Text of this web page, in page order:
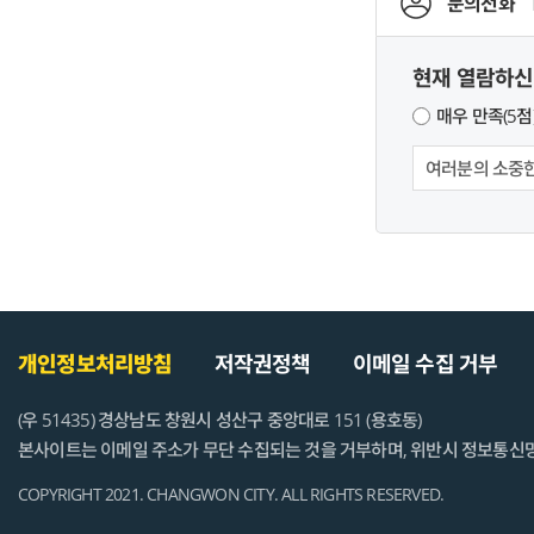
현재 열람하
매우 만족(5
개인정보처리방침 저작권정책 이메일 수집 거부
(우 51435) 경상남도 창원시 성산구 중앙대로 151 (용호동)
본사이트는 이메일 주소가 무단 수집되는 것을 거부하며, 위반시 정보통
COPYRIGHT 2021. CHANGWON CITY. ALL RIGHTS RESERVED.